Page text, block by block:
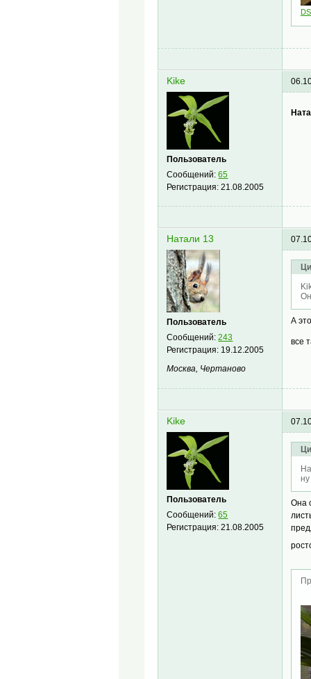
Kike
Пользователь
Сообщений:65
Регистрация:21.08.2005
Натали 13
Пользователь
Сообщений:243
Регистрация: 19.12.2005
Москва, Чертаново
А
все
Kike
Пользователь
Сообщений:65
Регистрация:21.08.2005
Она